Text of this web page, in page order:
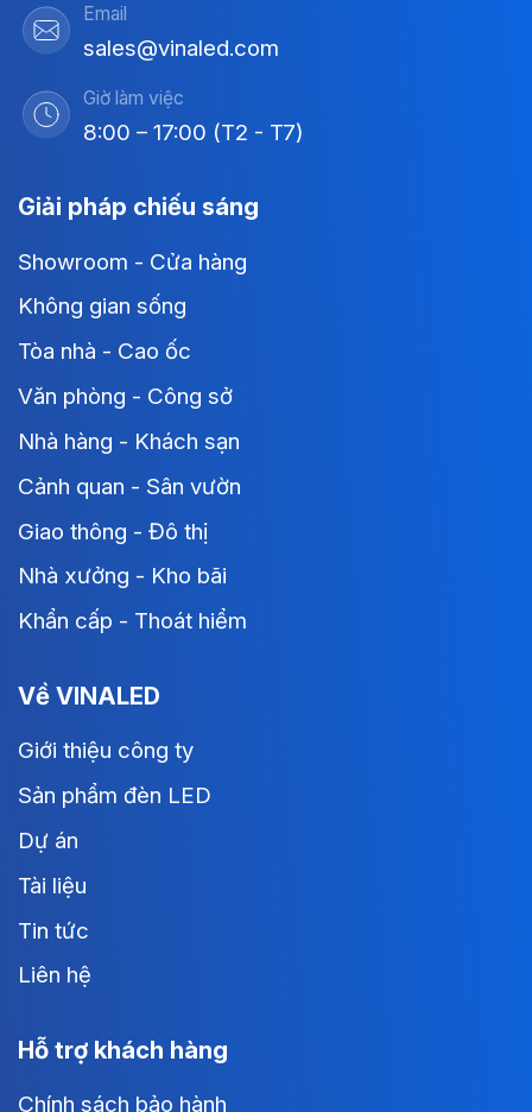
Email
sales@vinaled.com
Giờ làm việc
8:00 – 17:00 (T2 - T7)
Giải pháp chiếu sáng
Showroom - Cửa hàng
Không gian sống
Tòa nhà - Cao ốc
Văn phòng - Công sở
Nhà hàng - Khách sạn
Cảnh quan - Sân vườn
Giao thông - Đô thị
Nhà xưởng - Kho bãi
Khẩn cấp - Thoát hiểm
Về VINALED
Giới thiệu công ty
Sản phẩm đèn LED
Dự án
Tài liệu
Tin tức
Liên hệ
Hỗ trợ khách hàng
Chính sách bảo hành